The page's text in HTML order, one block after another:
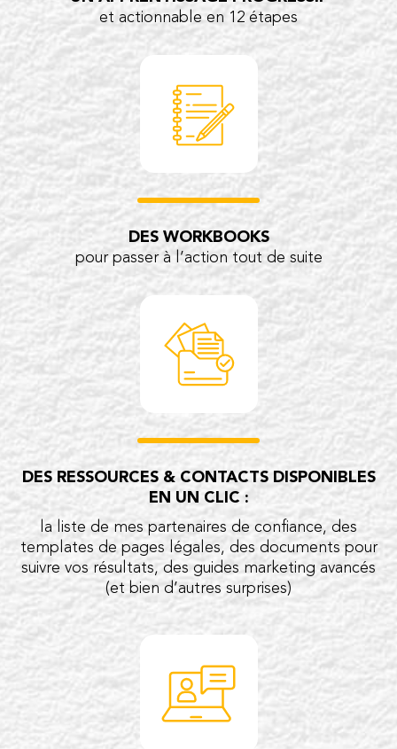
et actionnable en 12 étapes
DES WORKBOOKS
pour passer à l’action tout de suite
DES RESSOURCES & CONTACTS DISPONIBLES
EN UN CLIC :
la liste de mes partenaires de confiance, des
templates de pages légales, des documents pour
suivre vos résultats, des guides marketing avancés
(et bien d’autres surprises)